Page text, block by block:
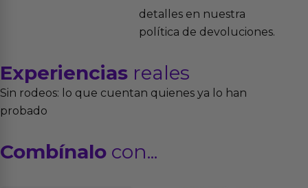
detalles en nuestra
política de devoluciones.
Experiencias reales
Sin rodeos: lo que cuentan quienes ya lo han
probado
Combínalo con...